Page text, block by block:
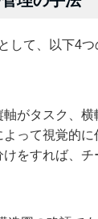
して、以下4つ
軸がタスク、
って視覚的
をすれば、